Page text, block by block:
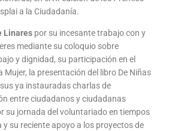
a la Ciudadanía.
Linares por su incesante trabajo con y
mediante su coloquio sobre
y dignidad, su participación en el
Mujer, la presentación del libro De Niñas
ya instauradas charlas de
entre ciudadanos y ciudadanas
su jornada del voluntariado en tiempos
y su reciente apoyo a los proyectos de